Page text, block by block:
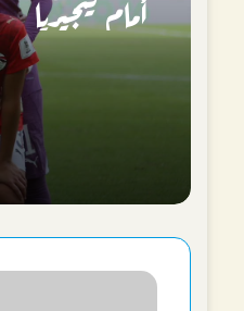
أمام نيجيريا
جامعة
حروب